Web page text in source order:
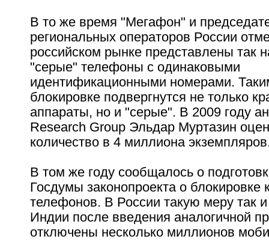
В то же время "Мегафон" и
региональных операторов России
российском рынке представлены так
"серые" телефоны с одинаковыми
идентификационными номерами.
блокировке подвергнутся не только
аппараты, но и "серые". В 2009 году
Research Group Эльдар Муртазин
количество в 4 миллиона
В том же году сообщалось о
Госдумы законопроекта о блокировке
телефонов. В России такую меру так
Индии после введения аналогичной
отключены несколько миллионов